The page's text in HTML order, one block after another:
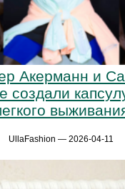
Акерманн и
создали
UllaFashion — 2026-04-11